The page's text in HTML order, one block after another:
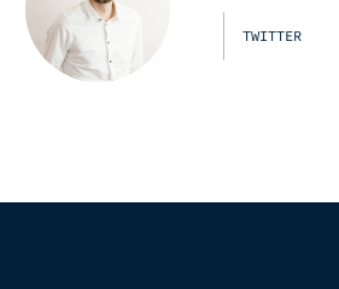
TWITTER